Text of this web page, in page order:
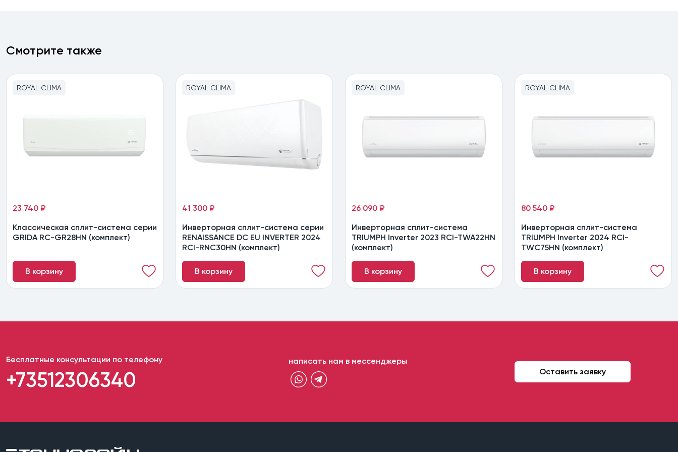
Смотрите также
ROYAL CLIMA
Классическая сплит-система серии
GRIDA RC-GR28HN (комплект)
23 740 ₽
В корзину
ROYAL CLIMA
Инверторная сплит-система серии
RENAISSANCE DC EU INVERTER 2024
RCI-RNС30HN (комплект)
41 300 ₽
В корзину
ROYAL CLIMA
Инверторная сплит-система
TRIUMPH Inverter 2023 RCI-TWA22HN
(комплект)
26 090 ₽
В корзину
ROYAL CLIMA
Инверторная сплит-система
TRIUMPH Inverter 2024 RCI-
TWC75HN (комплект)
80 540 ₽
В корзину
Бесплатные консультации по телефону
+73512306340
написать нам в мессенджеры
Оставить заявку